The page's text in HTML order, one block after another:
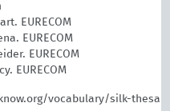
EURECOM
EURECOM
EURECOM
EURECOM
vocabulary/silk-